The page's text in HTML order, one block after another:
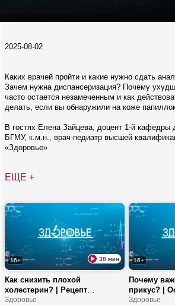
2025-08-02
Каких врачей пройти и какие нужно сдать
Зачем нужна диспансеризация? Почему
часто остается незамеченным и как
делать, если вы обнаружили на коже
В гостях Елена Зайцева, доцент 1-й кафедры
БГМУ, к.м.н., врач-педиатр высшей
«Здоровье»
ЕЩЕ +
16+ 38 мин
Как снизить плохой
холестерин? | Рецепт
идеального ужина | Как
Здоровье
16+
Почему
прикус? |
челюстно-
Здоровье